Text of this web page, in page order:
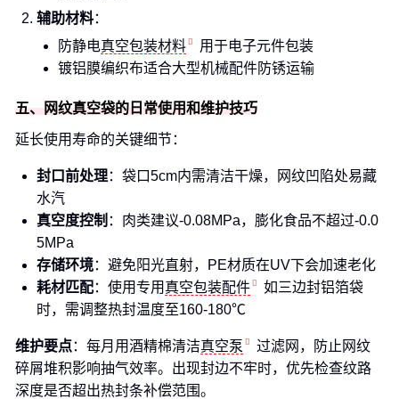
辅助材料：
防静电真空包装材料
用于电子元件包装
镀铝膜编织布适合大型机械配件防锈运输
五、网纹真空袋的日常使用和维护技巧
延长使用寿命的关键细节：
封口前处理：袋口5cm内需清洁干燥，网纹凹陷处易藏
水汽
真空度控制 ：肉类建议-0.08MPa，膨化食品不超过-0.0
5MPa
存储环境：避免阳光直射，PE材质在UV下会加速老化
耗材匹配：使用专用 真空包装配件
如三边封铝箔袋
时，需调整热封温度至160-180℃
维护要点：每月用酒精棉清洁真空泵
过滤网，防止网纹
碎屑堆积影响抽气效率。出现封边不牢时，优先检查纹路
深度是否超出热封条补偿范围。